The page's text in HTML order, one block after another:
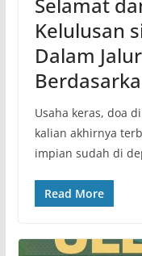
Kelulusan
Dalam
​Usaha keras, doa
kalian akhirnya
impian sudah di
Read More